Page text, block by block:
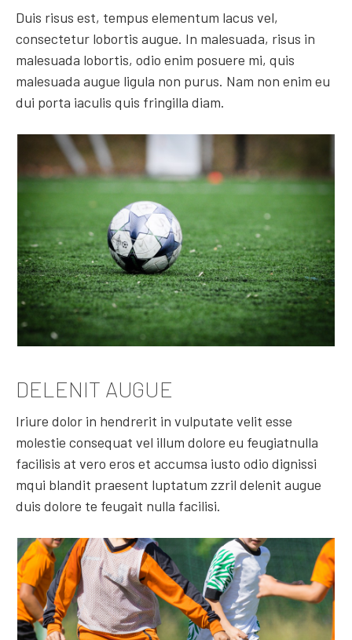
Duis risus est, tempus elementum lacus vel,
consectetur lobortis augue. In malesuada, risus in
malesuada lobortis, odio enim posuere mi, quis
malesuada augue ligula non purus. Nam non enim eu
dui porta iaculis quis fringilla diam.
DELENIT AUGUE
Iriure dolor in hendrerit in vulputate velit esse
molestie consequat vel illum dolore eu feugiatnulla
facilisis at vero eros et accumsa iusto odio dignissi
mqui blandit praesent luptatum zzril delenit augue
duis dolore te feugait nulla facilisi.